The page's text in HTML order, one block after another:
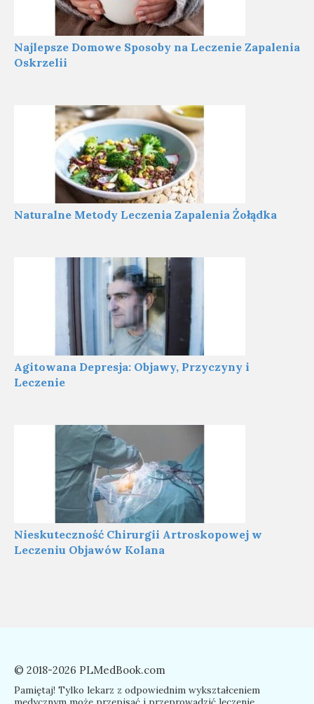
Najlepsze Domowe Sposoby na Leczenie Zapalenia
Oskrzelii
Naturalne Metody Leczenia Zapalenia Żołądka
Agitowana Depresja: Objawy, Przyczyny i
Leczenie
Nieskuteczność Chirurgii Artroskopowej w
Leczeniu Objawów Kolana
© 2018-2026 PLMedBook.com
Pamiętaj! Tylko lekarz z odpowiednim wykształceniem